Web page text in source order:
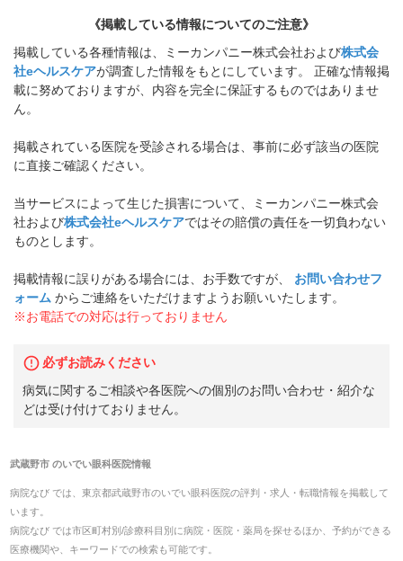
《掲載している情報についてのご注意》
掲載している各種情報は、ミーカンパニー株式会社および株式会
社eヘルスケアが調査した情報をもとにしています。 正確な情報掲
載に努めておりますが、内容を完全に保証するものではありませ
ん。
掲載されている医院を受診される場合は、事前に必ず該当の医院
に直接ご確認ください。
当サービスによって生じた損害について、ミーカンパニー株式会
社および株式会社eヘルスケアではその賠償の責任を一切負わない
ものとします。
掲載情報に誤りがある場合には、お手数ですが、
お問い合わせフ
ォーム からご連絡をいただけますようお願いいたします。
※お電話での対応は行っておりません
必ずお読みください
病気に関するご相談や各医院への個別のお問い合わせ・紹介な
どは受け付けておりません。
武蔵野市のいでい眼科医院情報
病院なび では、 東京都武蔵野市のいでい眼科医院の評判・求人・転職情報を掲載して
います。
病院なび では市区町村別/診療科目別に病院・医院・薬局を探せるほか、予約ができる
医療機関や、キーワードでの検索も可能です。